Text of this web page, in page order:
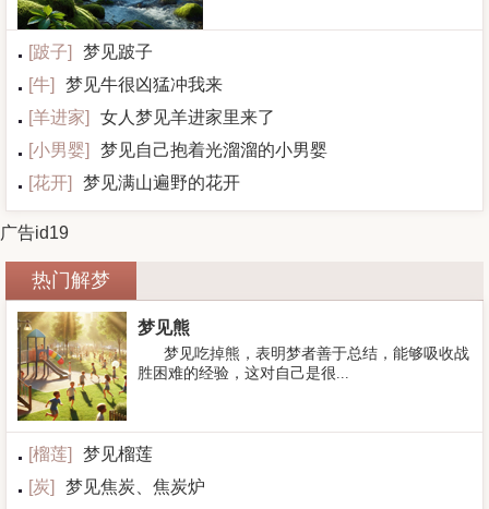
[跛子]
梦见跛子
[牛]
梦见牛很凶猛冲我来
[羊进家]
女人梦见羊进家里来了
[小男婴]
梦见自己抱着光溜溜的小男婴
[花开] 梦见满山遍野的花开
广告id19
热门解梦
梦见熊
梦见吃掉熊，表明梦者善于总结，能够吸收战
胜困难的经验，这对自己是很...
[榴莲]
梦见榴莲
[炭]
梦见焦炭、焦炭炉